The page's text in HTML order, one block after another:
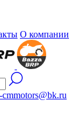
О компании